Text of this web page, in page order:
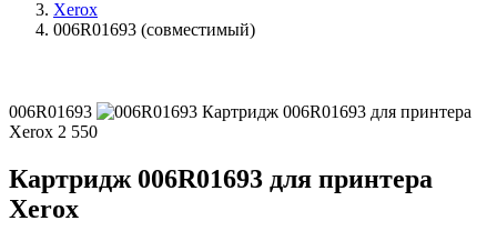
Xerox
006R01693 (совместимый)
006R01693
Картридж 006R01693 для принтера
Xerox 2 550
Картридж 006R01693 для принтера
Xerox